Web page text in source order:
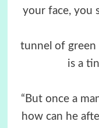
your face, you
tunnel of
is a
“But once a
how can he